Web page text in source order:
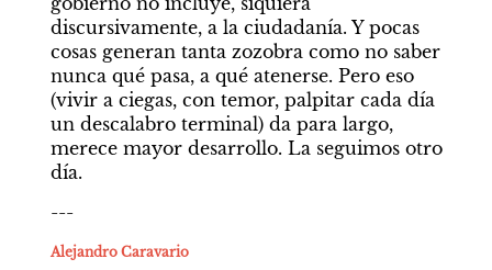
discursivamente, a la ciudadanía. Y pocas
cosas generan tanta zozobra como no saber
nunca qué pasa, a qué atenerse. Pero eso
(vivir a ciegas, con temor, palpitar cada día
un descalabro terminal) da para largo,
merece mayor desarrollo. La seguimos otro
día.
---
Alejandro Caravario